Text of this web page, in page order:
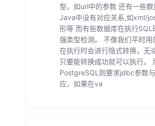
型，如url中的参数 还有一些
Java中没有对应关系,如xml/
形等 而有些数据库在执行SQL
强类型检测。 不像我们平时用
在执行时会进行隐式转换，无
只要能转换成功就可以执行。
PostgreSQL则要求jdbc参数
应，如果在va